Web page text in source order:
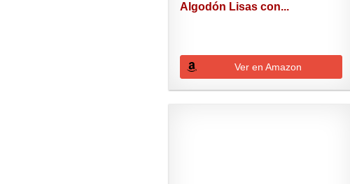
Algodón Lisas con...
Ver en Amazon